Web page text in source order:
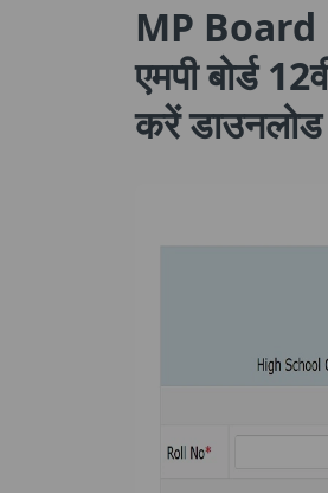
MP
एमपी बोर्ड
करें डाउनलोड